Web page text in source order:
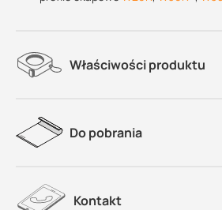
Właściwości produktu
Do pobrania
Kontakt